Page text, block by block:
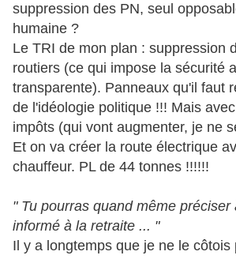
suppression des PN, seul
humaine ?
Le TRI de mon plan : suppression
routiers (ce qui impose la sécurité
transparente). Panneaux qu'il faut
de l'idéologie politique !!! Mais
impôts (qui vont augmenter, je ne
Et on va créer la route électrique
chauffeur. PL de 44 tonnes !!!!!!
" Tu pourras quand même
informé à la retraite ... "
Il y a longtemps que je ne le côtois